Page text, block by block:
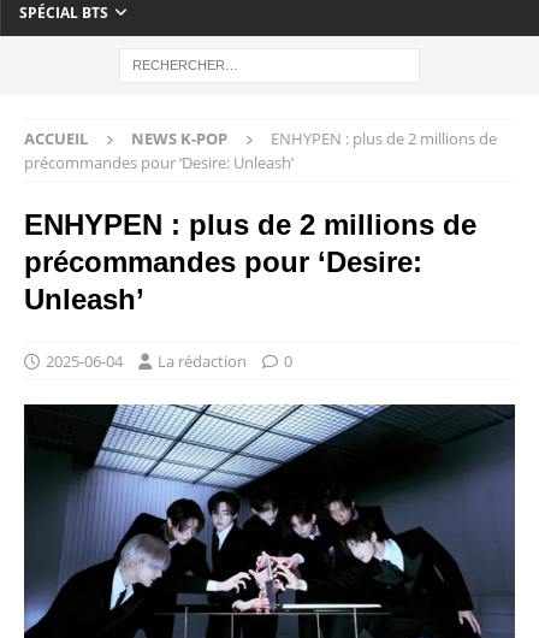
SPÉCIAL BTS
ACCUEIL NEWS K-POP
ENHYPEN : plus de 2 millions de
précommandes pour ‘Desire: Unleash’
ENHYPEN : plus de 2 millions de
précommandes pour ‘Desire:
Unleash’
2025-06-04 La rédaction 0